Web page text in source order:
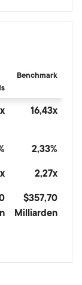
Benchmark
16,43x
2,33%
2,27x
$357,70
Milliarden